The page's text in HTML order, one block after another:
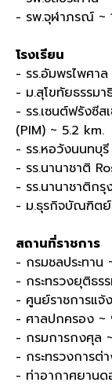
- รพ.จุฬาภรณ์ ~
โรงเรียน
- รร.อัมพรไพศา
- ม.สุโขทัยธรรม
- รร.เซนต์ฟรังซี
(PIM) ~ 5.2 km.
- รร.หอวังนนทบุ
- รร.นานาชาติ
- รร.นานาชาติก
- ม.ธุรกิจบัณฑิตย์
สถานที่ราชการ
- กรมชลประทาน
- กระทรวงยุติธร
- ศูนย์ราชการแ
- ศาลปกครอง ~
- กรมการกงศุล
- กระทรวงการต่
- ท่าอากาศยานด